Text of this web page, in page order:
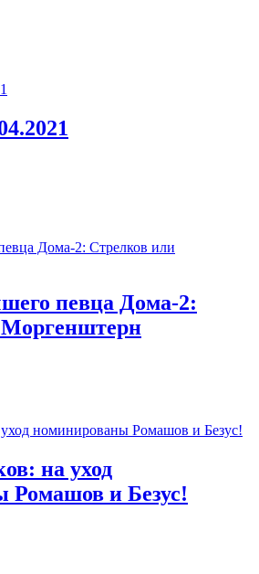
певца Дома-2:
на уход
Ромашов и Безус!